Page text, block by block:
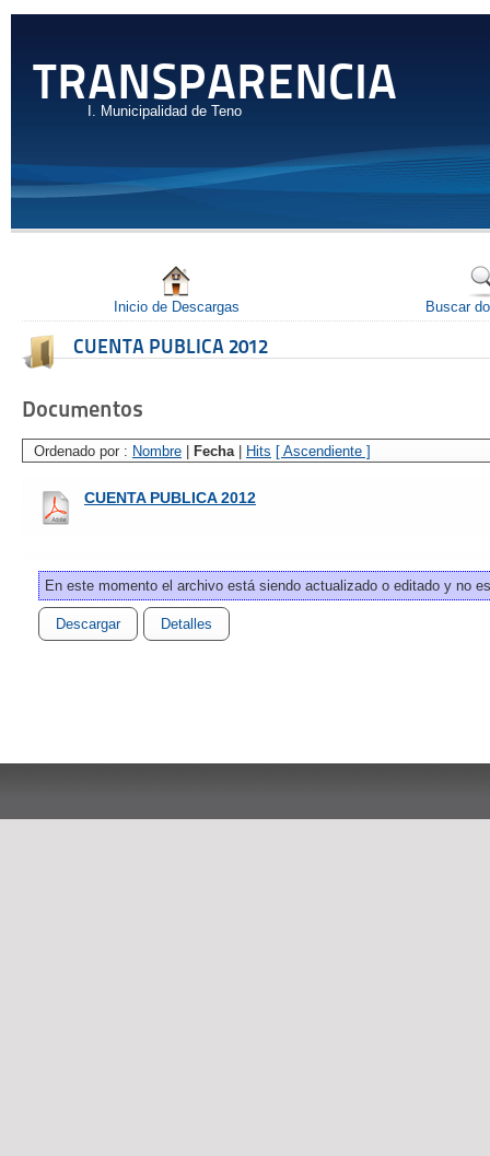
TRANSPARENCIA
I. Municipalidad de Teno
Inicio de Descargas Buscar
CUENTA PUBLICA 2012
Documentos
Ordenado por : Nombre Fecha Hits [ Ascendiente ]
CUENTA PUBLICA 2012
En este momento el archivo está siendo actualizado o editado y no
Descargar Detalles